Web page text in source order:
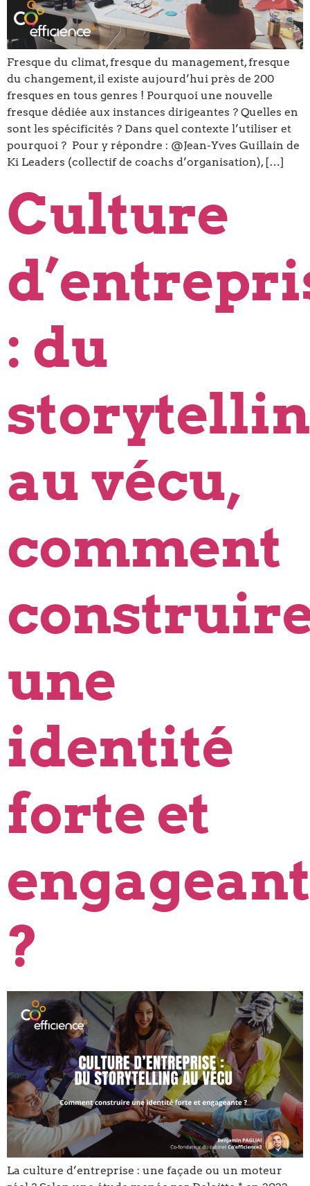
Fresque du climat, fresque du management, fresque
du changement, il existe aujourd’hui près de 200
fresques en tous genres ! Pourquoi une nouvelle
fresque dédiée aux instances dirigeantes ? Quelles en
sont les spécificités ? Dans quel contexte l’utiliser et
pourquoi ? Pour y répondre : @Jean-Yves Guillain de
Ki Leaders (collectif de coachs d’organisation), […]
Culture
: du
au vécu,
comment
une
identité
forte et
?
La culture d’entreprise : une façade ou un moteur